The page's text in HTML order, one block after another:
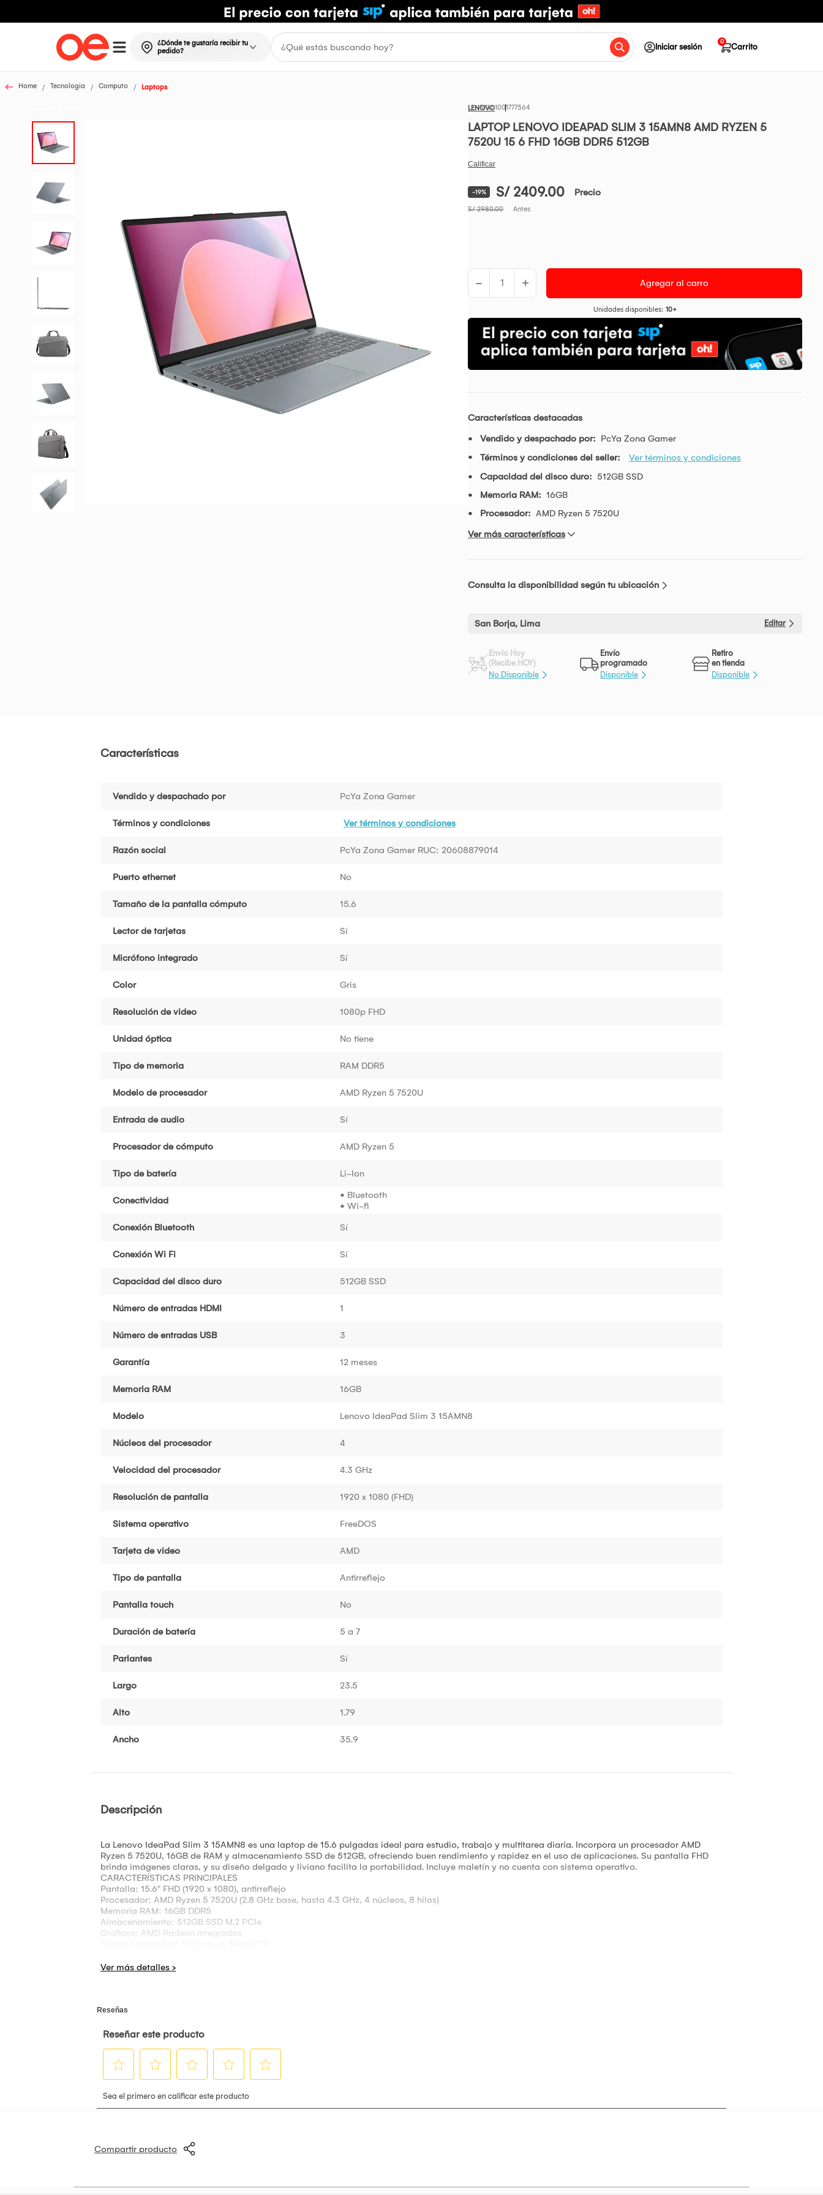
¿Dónde te gustaría recibir tu
pedido?
Iniciar sesión Carrito
0
Home Tecnologia Computo Laptops
LENOVO1001777564
LAPTOP LENOVO IDEAPAD SLIM 3 15AMN8 AMD RYZEN 5
7520U 15 6 FHD 16GB DDR5 512GB
-19% S/ 2409.00 Precio
S/ 2980.00 Antes
- + Agregar al carro
Unidades disponibles: 10+
Características destacadas
Vendido y despachado por: PcYa Zona Gamer
Términos y condiciones del seller:
Ver términos y condiciones
Capacidad del disco duro: 512GB SSD
Memoria RAM: 16GB
Procesador: AMD Ryzen 5 7520U
Ver más características
Consulta la disponibilidad según tu ubicación
San Borja, Lima Editar
Envío Hoy
(Recibe HOY)
No Disponible
Envío
programado
Disponible
Retiro
en tienda
Disponible
Características
Vendido y despachado por PcYa Zona Gamer
Términos y condiciones Ver términos y condiciones
Razón social PcYa Zona Gamer RUC: 20608879014
Puerto ethernet No
Tamaño de la pantalla cómputo 15.6
Lector de tarjetas Sí
Micrófono integrado Sí
Color Gris
Resolución de video 1080p FHD
Unidad óptica No tiene
Tipo de memoria RAM DDR5
Modelo de procesador AMD Ryzen 5 7520U
Entrada de audio Sí
Procesador de cómputo AMD Ryzen 5
Tipo de batería Li-Ion
Conectividad
• Bluetooth
• Wi-fi
Conexión Bluetooth
Sí
Conexión Wi Fi Sí
Capacidad del disco duro 512GB SSD
Número de entradas HDMI 1
Número de entradas USB 3
Garantía 12 meses
Memoria RAM 16GB
Modelo Lenovo IdeaPad Slim 3 15AMN8
Núcleos del procesador 4
Velocidad del procesador 4.3 GHz
Resolución de pantalla 1920 x 1080 (FHD)
Sistema operativo FreeDOS
Tarjeta de video AMD
Tipo de pantalla Antirreflejo
Pantalla touch No
Duración de batería 5 a 7
Parlantes Sí
Largo 23.5
Alto 1.79
Ancho 35.9
Descripción
La Lenovo IdeaPad Slim 3 15AMN8 es una laptop de 15.6 pulgadas ideal para estudio, trabajo y multitarea diaria. Incorpora un procesador AMD
Ryzen 5 7520U, 16GB de RAM y almacenamiento SSD de 512GB, ofreciendo buen rendimiento y rapidez en el uso de aplicaciones. Su pantalla FHD
brinda imágenes claras, y su diseño delgado y liviano facilita la portabilidad. Incluye maletín y no cuenta con sistema operativo.
CARACTERÍSTICAS PRINCIPALES
Pantalla: 15.6" FHD (1920 x 1080), antirreflejo
Procesador: AMD Ryzen 5 7520U (2.8 GHz base, hasta 4.3 GHz, 4 núcleos, 8 hilos)
Memoria RAM: 16GB DDR5
Almacenamiento: 512GB SSD M.2 PCIe
Gráficos: AMD Radeon integrados
Wi-Fi AC
Altavoces estéreo
DISEÑO Y OTROS
Teclado con teclado numérico
Diseño delgado y ligero
Incluye maletín
Compartir producto